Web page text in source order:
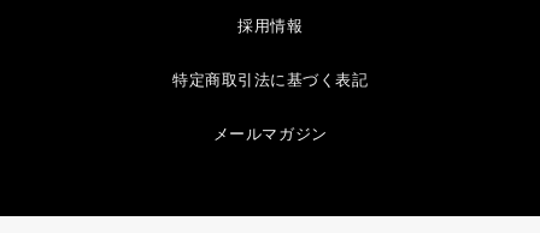
採用情報
特定商取引法に基づく表記
メールマガジン